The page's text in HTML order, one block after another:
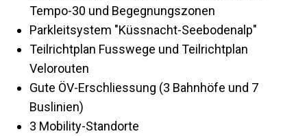
Tempo-30 und Begegnungszonen
Parkleitsystem "Küssnacht-Seebodenalp"
Teilrichtplan Fusswege und Teilrichtplan
Velorouten
Gute ÖV-Erschliessung (3 Bahnhöfe und 7
Buslinien)
3 Mobility-Standorte